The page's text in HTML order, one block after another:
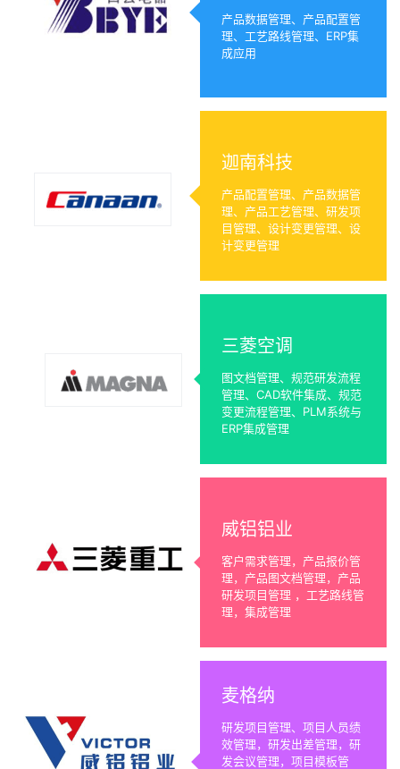
产品数据管理、产品配置管
理、工艺路线管理、ERP集
成应用
迦南科技
产品配置管理、产品数据管
理、产品工艺管理、研发项
目管理、设计变更管理、设
计变更管理
三菱空调
图文档管理、规范研发流程
管理、CAD软件集成、规范
变更流程管理、PLM系统与
ERP集成管理
威铝铝业
客户需求管理，产品报价管
理，产品图文档管理，产品
研发项目管理 ，工艺路线管
理，集成管理
麦格纳
研发项目管理、项目人员绩
效管理，研发出差管理，研
发会议管理，项目模板管